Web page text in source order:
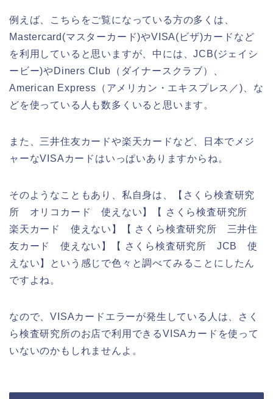
例えば、こちらをご覧になっている方の多くは、
Mastercard(マスターカード)やVISA(ビザ)カードなど
を利用していると思いますが、中には、JCB(ジェイシ
ービー)やDiners Club（ダイナースクラブ）、
American Express（アメリカン・エキスプレス／)、な
どを使っている人も数多くいると思います。
また、三井住友カードや楽天カードなど、日本でメジ
ャーなVISAカードはいっぱいありますからね。
そのようなこともあり、私自身は、【さくら検査研究
所 オリコカード 使えない】【 さくら検査研究所
楽天カード 使えない】【 さくら検査研究所 三井住
友カード 使えない】【 さくら検査研究所 JCB 使
えない】という感じで色々と調べてみることにしたん
ですよね。
なので、VISAカードエラーが発生している人は、さく
ら検査研究所のお店で利用できるVISAカードを使って
いないのかもしれませんよ。